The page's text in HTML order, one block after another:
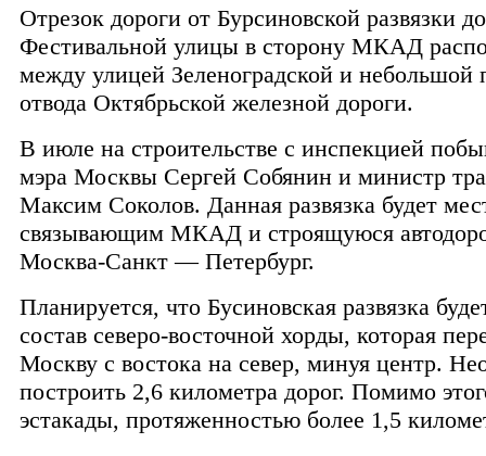
Отрезок дороги от Бурсиновской развязки до
Фестивальной улицы в сторону МКАД
между улицей Зеленоградской и небольшой
отвода Октябрьской железной дороги.
В июле на строительстве с инспекцией
мэра Москвы Сергей Собянин и министр
Максим Соколов. Данная развязка будет
связывающим МКАД и строящуюся
Москва-Санкт — Петербург.
Планируется, что Бусиновская развязка
состав северо-восточной хорды, которая
Москву с востока на север, минуя центр.
построить 2,6 километра дорог. Помимо
эстакады, протяженностью более 1,5